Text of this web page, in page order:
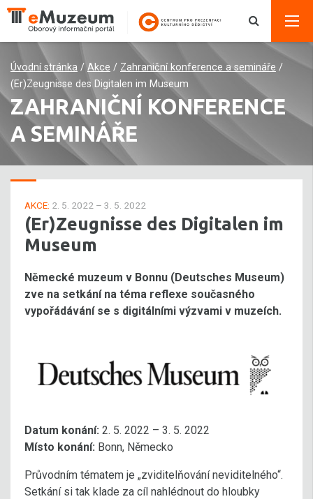
Úvodní stránka / Akce / Zahraniční konference a semináře /
(Er)Zeugnisse des Digitalen im Museum
ZAHRANIČNÍ KONFERENCE
A SEMINÁŘE
AKCE: 2. 5. 2022 – 3. 5. 2022
(Er)Zeugnisse des Digitalen im
Museum
Německé muzeum v Bonnu (Deutsches Museum)
zve na setkání na téma reflexe současného
vypořádávání se s digitálními výzvami v muzeích.
Datum konání: 2. 5. 2022 – 3. 5. 2022
Místo konání: Bonn, Německo
Průvodním tématem je „zviditelňování neviditelného“.
Setkání si tak klade za cíl nahlédnout do hloubky